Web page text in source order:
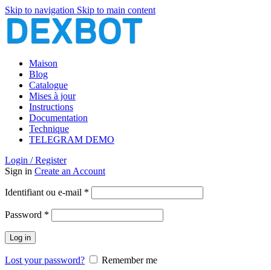
Skip to navigation Skip to main content
Maison
Blog
Catalogue
Mises à jour
Instructions
Documentation
Technique
TELEGRAM DEMO
Login / Register
Sign in Create an Account
Identifiant ou e-mail *
Password *
Log in
Lost your password?
Remember me